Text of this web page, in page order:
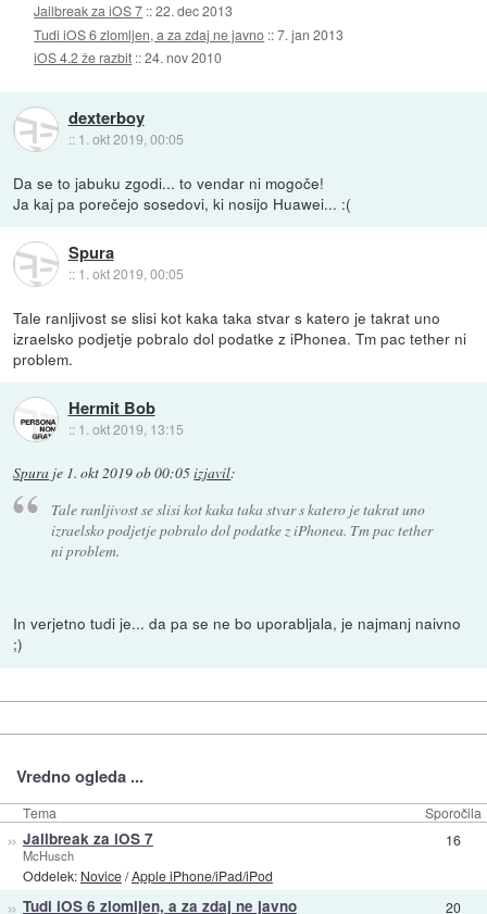
Jailbreak za iOS 7 ::22. dec 2013
Tudi iOS 6 zlomljen, a za zdaj ne javno ::7. jan 2013
iOS 4.2 že razbit ::24. nov 2010
dexterboy
:: 1. okt 2019, 00:05
Da se to jabuku zgodi... to vendar ni mogoče!
Ja kaj pa porečejo sosedovi, ki nosijo Huawei... :(
Spura
:: 1. okt 2019, 00:05
Tale ranljivost se slisi kot kaka taka stvar s katero je takrat uno
izraelsko podjetje pobralo dol podatke z iPhonea. Tm pac tether ni
problem.
Hermit Bob
:: 1. okt 2019, 13:15
Spura je 1. okt 2019 ob 00:05izjavil:
Tale ranljivost se slisi kot kaka taka stvar s katero je takrat uno
izraelsko podjetje pobralo dol podatke z iPhonea. Tm pac tether
ni problem.
In verjetno tudi je... da pa se ne bo uporabljala, je najmanj naivno
;)
Vredno ogleda ...
Tema Sporočila
» Jailbreak za iOS 7
McHusch
Oddelek: Novice/Apple iPhone/iPad/iPod
16
» Tudi iOS 6 zlomljen, a za zdaj ne javno 20